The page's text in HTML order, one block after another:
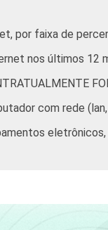
por faixa de
nos últimos 12
com rede